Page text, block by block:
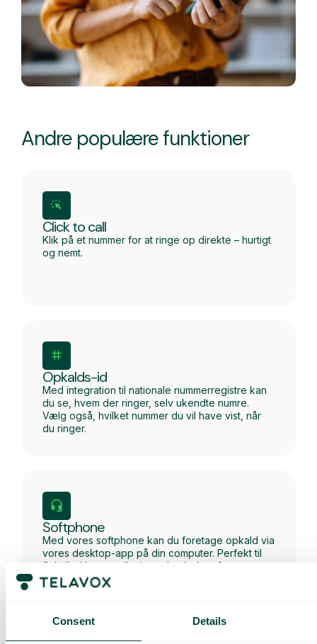
Consent Details
Andre populære funktioner
Click to call
Klik på et nummer for at ringe op direkte – hurtigt
og nemt.
Opkalds-id
Med integration til nationale nummerregistre kan
du se, hvem der ringer, selv ukendte numre.
Vælg også, hvilket nummer du vil have vist, når
du ringer.
Softphone
Med vores softphone kan du foretage opkald via
vores desktop-app på din computer. Perfekt til
fleksibel kommunikation uden behov for en
fysisk telefon.